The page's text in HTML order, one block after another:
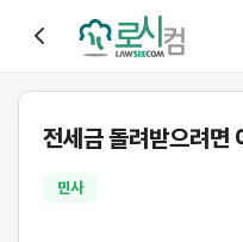
전세금 돌려받으려면
민사